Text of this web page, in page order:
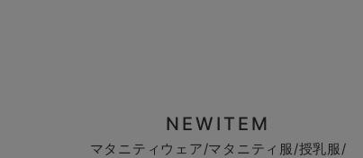
NEWITEM
マタニティウェア/マタニティ服/授乳服/